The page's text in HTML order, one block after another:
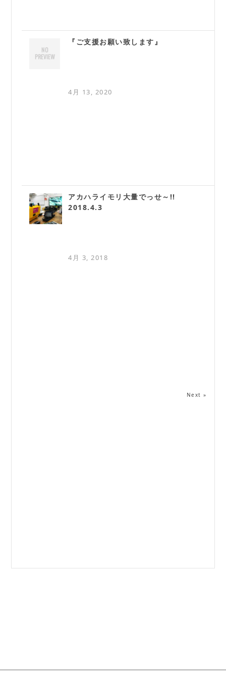
『ご支援お願い致します』
4月 13, 2020
アカハライモリ大量でっせ～!!
2018.4.3
4月 3, 2018
Next »